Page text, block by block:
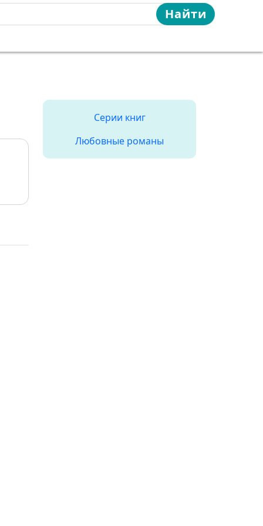
Найти
Серии книг
Любовные романы